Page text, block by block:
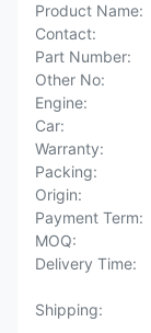
Product Name:
Contact:
Part Number:
Other No:
Engine:
Car:
Warranty:
Packing:
Origin:
Payment Term:
MOQ:
Delivery Time:
Shipping: